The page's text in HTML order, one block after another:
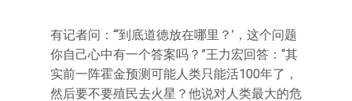
有记者问：“‘到底道德放在哪里？’，这个问题
你自己心中有一个答案吗？”王力宏回答：“其
实前一阵霍金预测可能人类只能活100年了，
然后要不要殖民去火星？他说对人类最大的危